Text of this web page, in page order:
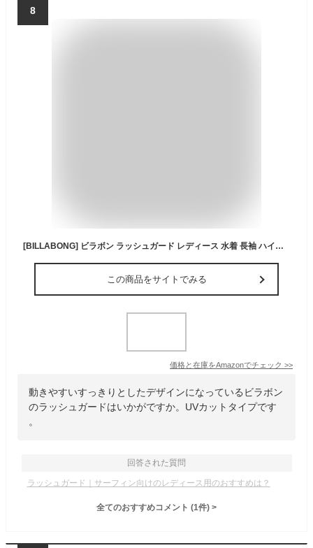
8
[BILLABONG] ビラボン ラッシュガード レディース 水着 長袖 ハイネック ラッシュ サーフブランド UVカット サーフィン UPF50+ 紫外線対策 F013-858 BLK-Mサイズ
この商品をサイトでみる
価格と在庫をAmazonでチェック >>
動きやすいすっきりとしたデザインになっているビラボン
のラッシュガードはいかがですか。UVカットタイプです
。
回答された質問
ラッシュガード｜サーフィン向けのレディース用のおすすめは？
全てのおすすめコメント (1件) >